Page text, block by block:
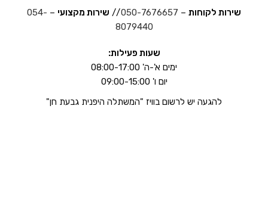
שירות לקוחות –
050-7676657
// שירות מקצועי –
054-
8079440
שעות פעילות:
ימים א'-ה' 08:00-17:00
יום ו' 09:00-15:00
להגעה יש לרשום בוויז "המשתלה היפנית גבעת חן"